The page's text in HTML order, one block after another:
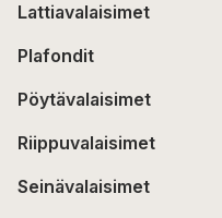
Lattiavalaisimet
Plafondit
Pöytävalaisimet
Riippuvalaisimet
Seinävalaisimet